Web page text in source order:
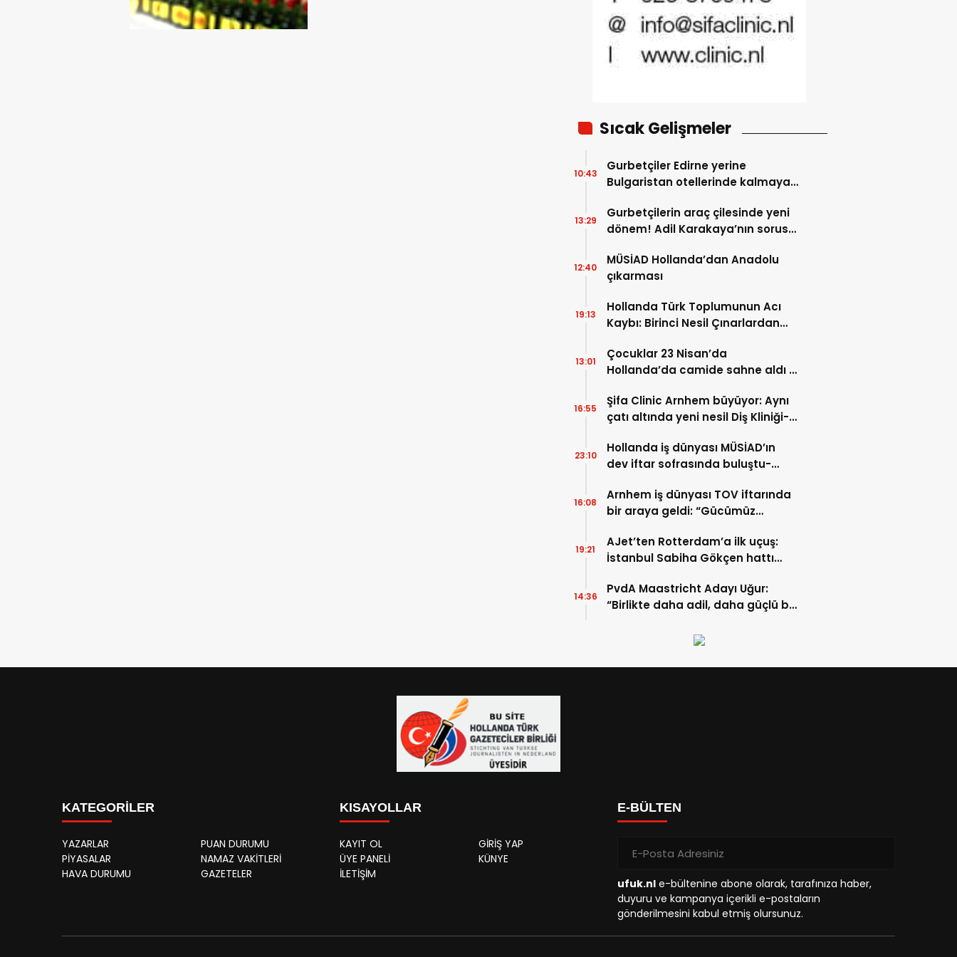
Sıcak Gelişmeler
Gurbetçiler Edirne yerine
Bulgaristan otellerinde kalmaya
10:43
Gurbetçilerin araç çilesinde yeni
dönem! Adil Karakaya’nın sorusu
13:29
MÜSİAD Hollanda’dan Anadolu
çıkarması
12:40
Hollanda Türk Toplumunun Acı
Kaybı: Birinci Nesil Çınarlardan
19:13
Çocuklar 23 Nisan’da
Hollanda’da camide sahne aldı –
13:01
Şifa Clinic Arnhem büyüyor: Aynı
çatı altında yeni nesil Diş Kliniği-
16:55
Hollanda iş dünyası MÜSİAD’ın
dev iftar sofrasında buluştu-
23:10
Arnhem iş dünyası TOV iftarında
bir araya geldi: “Gücümüz
16:08
AJet’ten Rotterdam’a ilk uçuş:
İstanbul Sabiha Gökçen hattı
19:21
PvdA Maastricht Adayı Uğur:
“Birlikte daha adil, daha güçlü bir
14:36
KATEGORİLER
YAZARLAR
PUAN DURUMU
PİYASALAR
NAMAZ VAKİTLERİ
HAVA DURUMU
GAZETELER
KISAYOLLAR
KAYIT OL
GİRİŞ YAP
ÜYE PANELİ
KÜNYE
İLETİŞİM
E-BÜLTEN
ufuk.nl e-bültenine abone olarak, tarafınıza haber,
duyuru ve kampanya içerikli e-postaların
gönderilmesini kabul etmiş olursunuz.